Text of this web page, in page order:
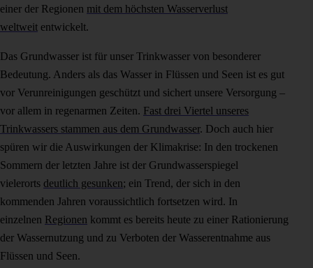
einer der Regionen mit dem höchsten Wasserverlust
weltweit entwickelt.
Das Grundwasser ist für unser Trinkwasser von besonderer
Bedeutung. Anders als das Wasser in Flüssen und Seen ist es gut
vor Verunreinigungen geschützt und sichert unsere Versorgung –
vor allem in regenarmen Zeiten. Fast drei Viertel unseres
Trinkwassers stammen aus dem Grundwasser. Doch auch hier
spüren wir die Auswirkungen der Klimakrise: In den trockenen
Sommern der letzten Jahre ist der Grundwasserspiegel
vielerorts deutlich gesunken; ein Trend, der sich in den
kommenden Jahren voraussichtlich fortsetzen wird. In
einzelnen Regionen kommt es bereits heute zu einer Rationierung
der Wassernutzung und zu Verboten der Wasserentnahme aus
Flüssen und Seen.